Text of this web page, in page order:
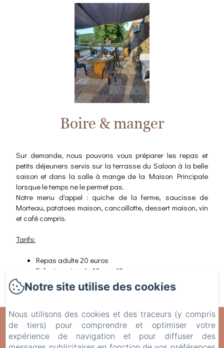
Boire & manger
Sur demande, nous pouvons vous préparer les repas et
petits déjeuners servis sur la terrasse du Saloon à la belle
saison et dans la salle à mange de la Maison Principale
lorsque le temps ne le permet pas.
Notre menu d'appel : quiche de la ferme, saucisse de
Morteau, patatoes maison, cancoillotte, dessert maison, vin
et café compris.
Tarifs:
Repas adulte 20 euros
Enfants moins de 10 ans 12 euros
Petit déjeuner 5 euros
Domaine de Fontenelay
Mentions légales
Notre site utilise des cookies
Nous utilisons des cookies et des traceurs (y compris
de tiers) pour comprendre et optimiser votre
expérience de navigation et pour diffuser des